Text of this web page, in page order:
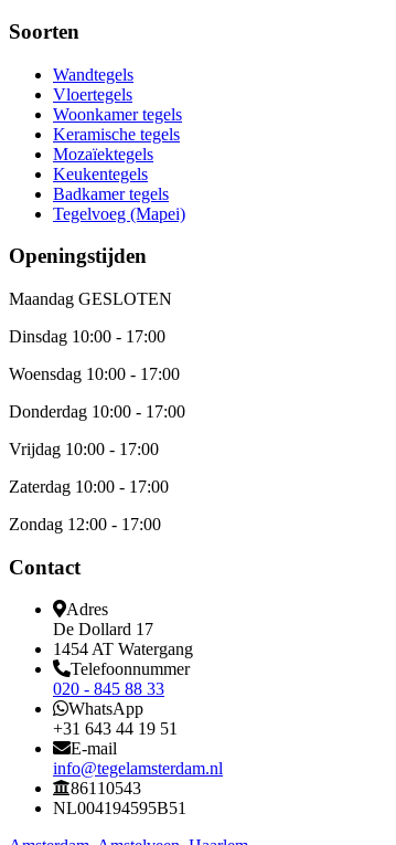
Soorten
Wandtegels
Vloertegels
Woonkamer tegels
Keramische tegels
Mozaïektegels
Keukentegels
Badkamer tegels
Tegelvoeg (Mapei)
Openingstijden
Maandag GESLOTEN
Dinsdag 10:00 - 17:00
Woensdag 10:00 - 17:00
Donderdag 10:00 - 17:00
Vrijdag 10:00 - 17:00
Zaterdag 10:00 - 17:00
Zondag 12:00 - 17:00
Contact
Adres
De Dollard 17
1454 AT Watergang
Telefoonnummer
020 - 845 88 33
WhatsApp
+31 643 44 19 51
E-mail
info@tegelamsterdam.nl
86110543
NL004194595B51